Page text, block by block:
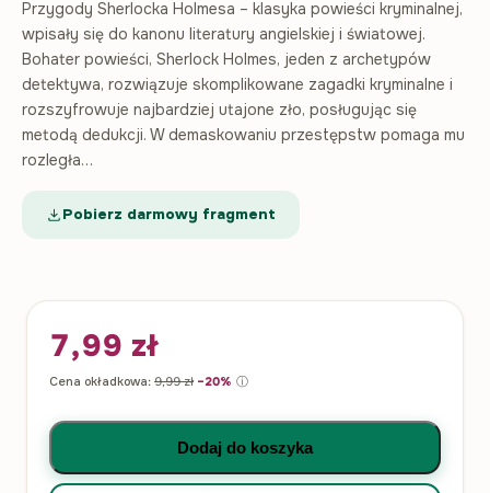
Przygody Sherlocka Holmesa – klasyka powieści kryminalnej,
wpisały się do kanonu literatury angielskiej i światowej.
Bohater powieści, Sherlock Holmes, jeden z archetypów
detektywa, rozwiązuje skomplikowane zagadki kryminalne i
rozszyfrowuje najbardziej utajone zło, posługując się
metodą dedukcji. W demaskowaniu przestępstw pomaga mu
rozległa…
Pobierz darmowy fragment
7,99 zł
Cena okładkowa: 9,99zł −20% ⓘ
ilość Przygody Sherlocka Holmesa
Dodaj do koszyka